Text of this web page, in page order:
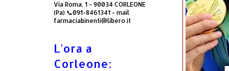
Via Roma, 1 - 90034 CORLEONE
(Pa) 📞091-8461341 - mail
farmaciabinenti@libero.it
L'ora a
Corleone: